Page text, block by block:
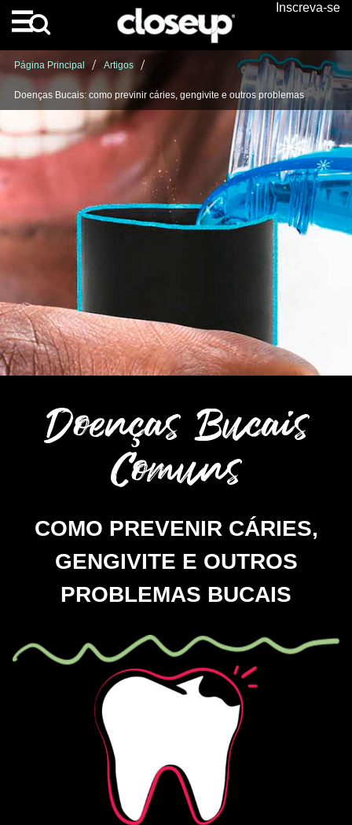
Skip to content
Inscreva-se
Página Principal Artigos
Doenças Bucais: como previnir cáries, gengivite e outros problemas
Doenças Bucais
Comuns
COMO PREVENIR CÁRIES,
GENGIVITE E OUTROS
PROBLEMAS BUCAIS